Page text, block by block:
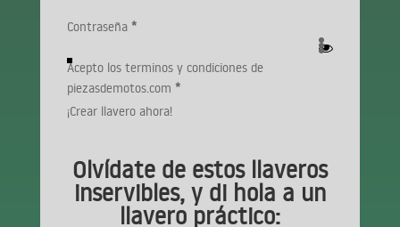
Contraseña *
Acepto los terminos y condiciones de
piezasdemotos.com *
¡Crear llavero ahora!
Olvídate de estos llaveros
inservibles, y di hola a un
llavero práctico: